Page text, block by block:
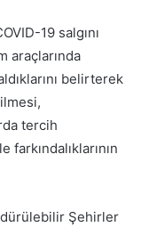
19 salgını
araçlarında
belirterek
tercih
Şehirler